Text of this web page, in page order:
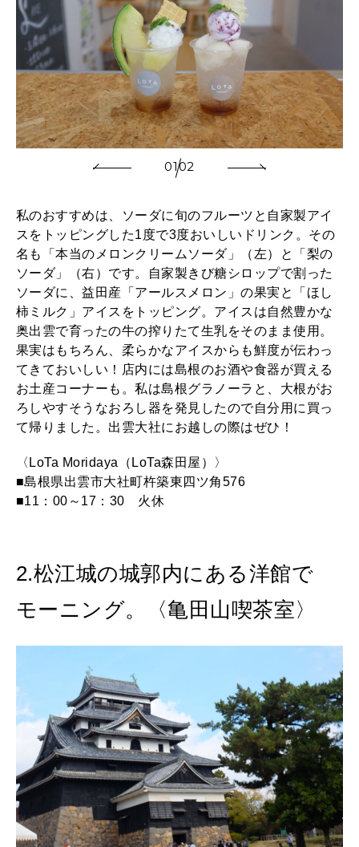
0102
私のおすすめは、ソーダに旬のフルーツと自家製アイ
スをトッピングした1度で3度おいしいドリンク。その
名も「本当のメロンクリームソーダ」（左）と「梨の
ソーダ」（右）です。自家製きび糖シロップで割った
ソーダに、益田産「アールスメロン」の果実と「ほし
柿ミルク」アイスをトッピング。アイスは自然豊かな
奥出雲で育ったの牛の搾りたて生乳をそのまま使用。
果実はもちろん、柔らかなアイスからも鮮度が伝わっ
てきておいしい！店内には島根のお酒や食器が買える
お土産コーナーも。私は島根グラノーラと、大根がお
ろしやすそうなおろし器を発見したので自分用に買っ
て帰りました。出雲大社にお越しの際はぜひ！
〈LoTa Moridaya（LoTa森田屋）〉
■島根県出雲市大社町杵築東四ツ角576
■11：00～17：30 火休
2.松江城の城郭内にある洋館で
モーニング。〈亀田山喫茶室〉